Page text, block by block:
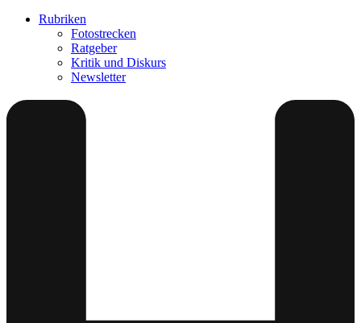
Rubriken
Fotostrecken
Ratgeber
Kritik und Diskurs
Newsletter